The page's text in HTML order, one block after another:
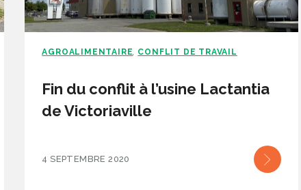
AGROALIMENTAIRE CONFLIT DE TRAVAIL
Fin du conflit à l’usine Lactantia
de Victoriaville
4 SEPTEMBRE 2020